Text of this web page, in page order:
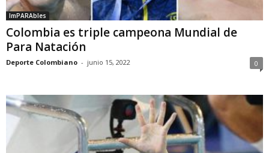
ImPARAbles
Colombia es triple campeona Mundial de
Para Natación
Deporte Colombiano - junio 15, 2022 0